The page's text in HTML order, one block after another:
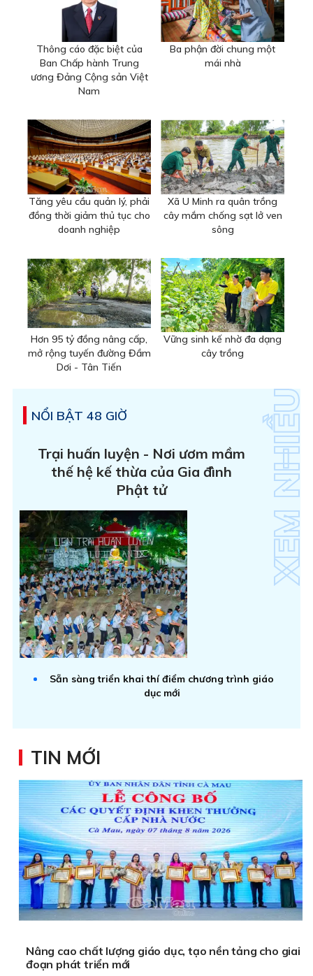
Thông cáo đặc biệt của
Ban Chấp hành Trung
ương Đảng Cộng sản Việt
Nam
Ba phận đời chung một
mái nhà
Tăng yêu cầu quản lý, phải
đồng thời giảm thủ tục cho
doanh nghiệp
Xã U Minh ra quân trồng
cây mắm chống sạt lở ven
sông
Hơn 95 tỷ đồng nâng cấp,
mở rộng tuyến đường Đầm
Dơi - Tân Tiến
Vững sinh kế nhờ đa dạng
cây trồng
NỔI BẬT 48 GIỜ
Trại huấn luyện - Nơi ươm mầm
thế hệ kế thừa của Gia đình
Phật tử
Sẵn sàng triển khai thí điểm chương trình giáo
dục mới
TIN MỚI
Nâng cao chất lượng giáo dục, tạo nền tảng cho giai
đoạn phát triển mới